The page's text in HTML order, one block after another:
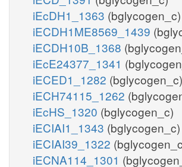
iEcDH1_1363 (bglycogen_c)
iECDH1ME8569_1439
iECDH10B_1368
iEcE24377_1341
iECED1_1282 (bglycogen_c)
iECH74115_1262
iEcHS_1320 (bglycogen_c)
iECIAI1_1343 (bglycogen_c)
iECIAI39_1322
iECNA114_1301